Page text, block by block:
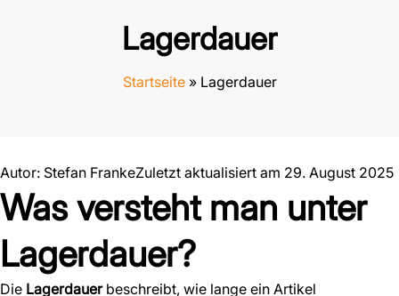
Lagerdauer
Startseite» Lagerdauer
Autor: Stefan FrankeZuletzt aktualisiert am 29. August 2025
Was versteht man unter
Lagerdauer?
Die Lagerdauerbeschreibt, wie lange ein Artikel